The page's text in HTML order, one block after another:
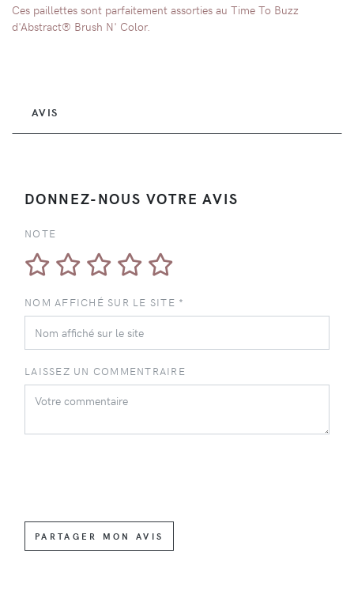
Ces paillettes sont parfaitement assorties au Time To Buzz
d'Abstract® Brush N' Color.
AVIS
DONNEZ-NOUS VOTRE AVIS
NOTE
NOM AFFICHÉ SUR LE SITE *
LAISSEZ UN COMMENTRAIRE
PARTAGER MON AVIS